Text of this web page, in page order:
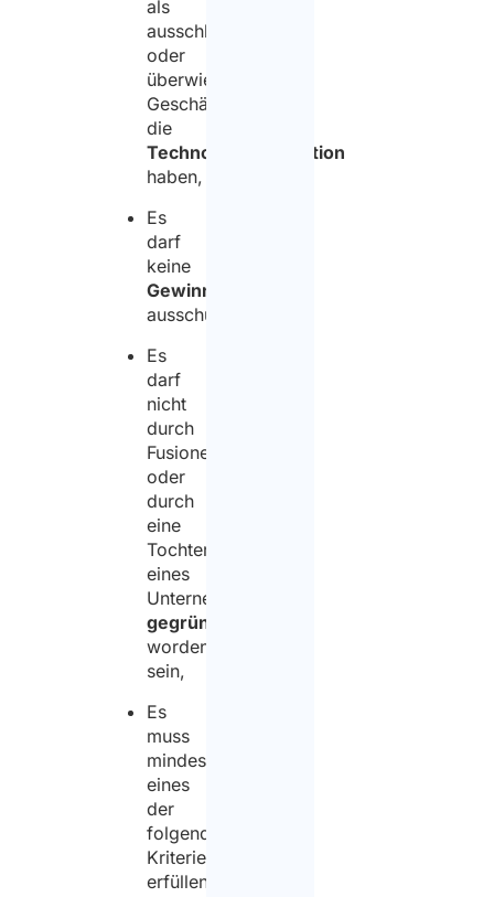
als
ausschließliches
oder
überwiegendes
Geschäft
die
Technologieinnovation
haben,
Es
darf
keine
Gewinne
ausschütten,
Es
darf
nicht
durch
Fusionen
oder
durch
eine
Tochtergesellschaft
eines
Unternehmens
gegründet
worden
sein,
Es
muss
mindestens
eines
der
folgenden
Kriterien
erfüllen: